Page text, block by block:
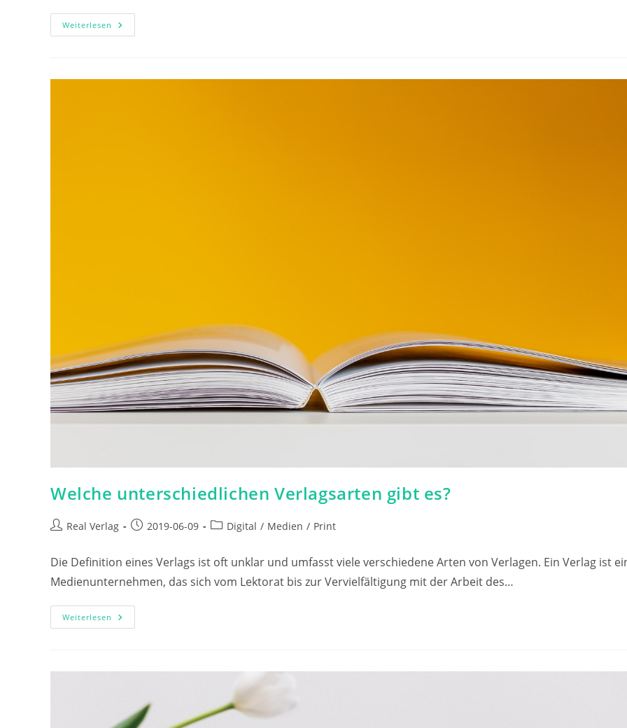
Weiterlesen Wie
Läuft
Welche unterschiedlichen Verlagsarten gibt es?
Beitrags-
Real Verlag
Beitrag2019-06-09
Beitrags-
Digital / Medien / Print
Die Definition eines Verlags ist oft unklar und umfasst viele verschiedene Arten von Verlagen. Ein Verlag ist
Medienunternehmen, das sich vom Lektorat bis zur Vervielfältigung mit der Arbeit des…
Weiterlesen Welche
Unterschiedlichen